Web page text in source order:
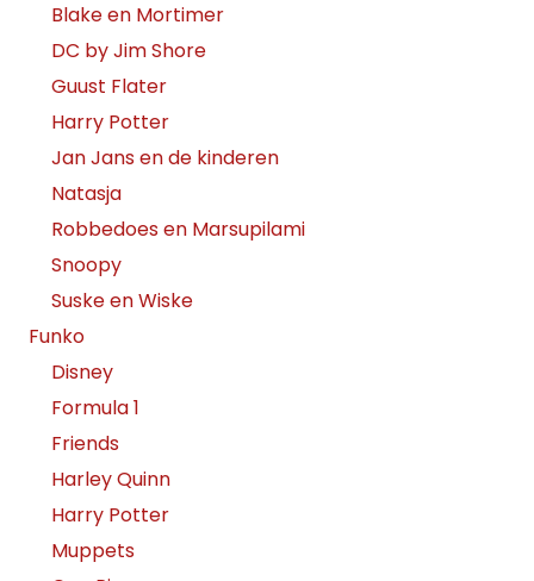
Blake en Mortimer
DC by Jim Shore
Guust Flater
Harry Potter
Jan Jans en de kinderen
Natasja
Robbedoes en Marsupilami
Snoopy
Suske en Wiske
Funko
Disney
Formula 1
Friends
Harley Quinn
Harry Potter
Muppets